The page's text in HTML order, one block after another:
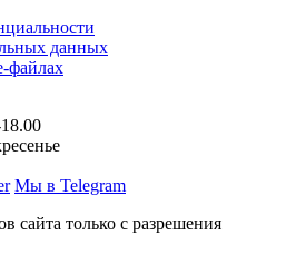
данных
файлах
Мы в Telegram
сайта только с разрешения